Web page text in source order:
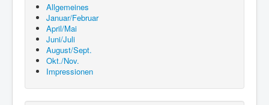
Allgemeines
Januar/Februar
April/Mai
Juni/Juli
August/Sept.
Okt./Nov.
Impressionen